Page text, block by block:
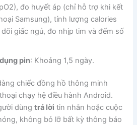
đo huyết áp (chỉ hỗ trợ khi kết
Samsung), tính lượng calories
giấc ngủ, đo nhịp tim và đếm số
pin: Khoảng 1,5 ngày.
chiếc đồng hồ thông minh
chạy hệ điều hành Android.
dùngtrả lời tin nhắn hoặc cuộc
không bỏ lỡ bất kỳ thông báo